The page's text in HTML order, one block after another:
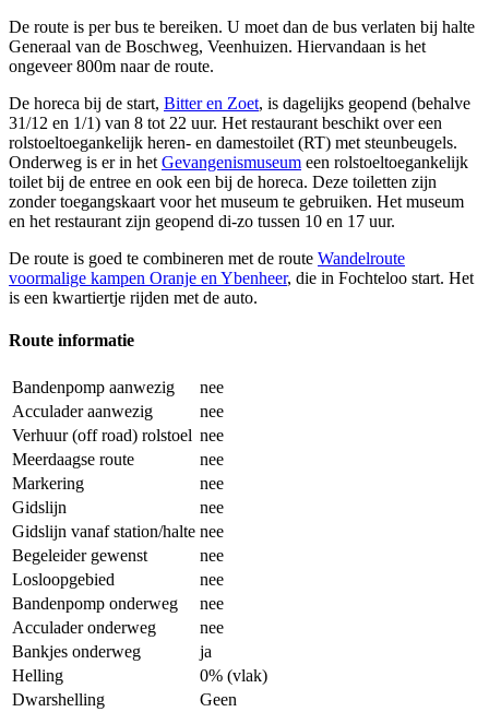
De route is per bus te bereiken. U moet dan de bus verlaten bij halte
Generaal van de Boschweg, Veenhuizen. Hiervandaan is het
ongeveer 800m naar de route.
De horeca bij de start, Bitter en Zoet, is dagelijks geopend (behalve
31/12 en 1/1) van 8 tot 22 uur. Het restaurant beschikt over een
rolstoeltoegankelijk heren- en damestoilet (RT) met steunbeugels.
Onderweg is er in het Gevangenismuseum een rolstoeltoegankelijk
toilet bij de entree en ook een bij de horeca. Deze toiletten zijn
zonder toegangskaart voor het museum te gebruiken. Het museum
en het restaurant zijn geopend di-zo tussen 10 en 17 uur.
De route is goed te combineren met de route Wandelroute
voormalige kampen Oranje en Ybenheer, die in Fochteloo start. Het
is een kwartiertje rijden met de auto.
Route informatie
Bandenpomp aanwezig
nee
Acculader aanwezig
nee
Verhuur (off road) rolstoel nee
Meerdaagse route
nee
Markering
nee
Gidslijn
nee
Gidslijn vanaf station/halte nee
Begeleider gewenst
nee
Losloopgebied
nee
Bandenpomp onderweg
nee
Acculader onderweg
nee
Bankjes onderweg
ja
Helling
0% (vlak)
Dwarshelling
Geen